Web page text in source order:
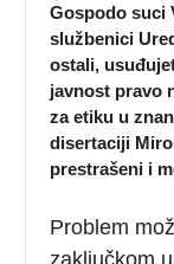
Gospodo suci
službenici
ostali,
javnost pravo
za etiku u
disertaciji
prestrašeni i
Problem
zaključkom